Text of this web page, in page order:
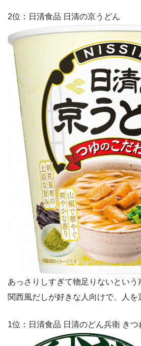
2位：日清食品 日清の京うどん
あっさりしすぎて物足りないという
関西風だしが好きな人向けで、人を
1位：日清食品 日清のどん兵衛 きつ